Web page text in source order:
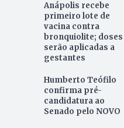
Anápolis recebe
primeiro lote de
vacina contra
bronquiolite; doses
serão aplicadas a
gestantes
Humberto Teófilo
confirma pré-
candidatura ao
Senado pelo NOVO